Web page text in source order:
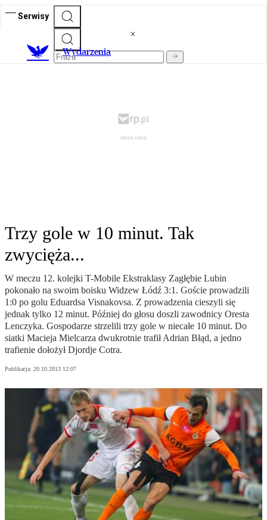
Serwisy
Wydarzenia
Trzy gole w 10 minut. Tak
zwycięża...
W meczu 12. kolejki T-Mobile Ekstraklasy Zagłębie Lubin
pokonało na swoim boisku Widzew Łódź 3:1. Goście prowadzili
1:0 po golu Eduardsa Visnakovsa. Z prowadzenia cieszyli się
jednak tylko 12 minut. Później do głosu doszli zawodnicy Oresta
Lenczyka. Gospodarze strzelili trzy gole w niecałe 10 minut. Do
siatki Macieja Mielcarza dwukrotnie trafił Adrian Błąd, a jedno
trafienie dołożył Djordje Cotra.
Publikacja: 20.10.2013 12:07